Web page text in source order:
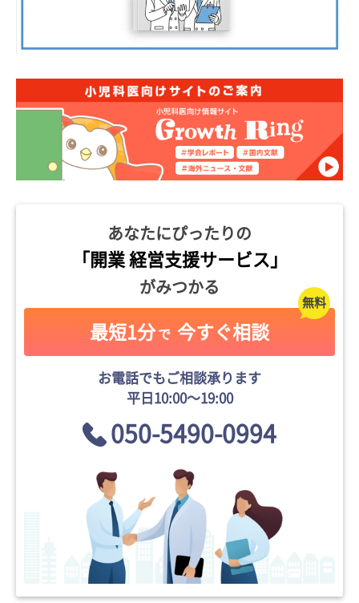
あなたにぴったりの
「開業 経営支援サービス」
がみつかる
最短1分 で 今すぐ相談
お電話でもご相談承ります
平日10:00〜19:00
050-5490-0994